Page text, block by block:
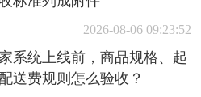
2026-08-06 09:23:52
系统上线前，商品规格、起
送费规则怎么验收？